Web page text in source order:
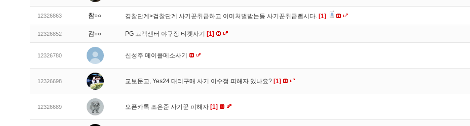
12326863 참○○ 경찰단계>검찰단계 사기꾼취급하고 이미처벌받는등 사기꾼취급뺍시다. [1]
12326852 감○○ PG 고객센터 야구장 티켓사기 [1]
12326780 신성주 메이플메소사기
12326698 교보문고, Yes24 대리구매 사기 이수정 피해자 있나요? [1]
12326689 오픈카톡 조은준 사기꾼 피해자 [1]